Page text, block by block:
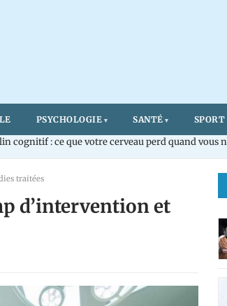
PSYCHOLOGIE SANTÉ SPORT
qui devient interdit le 11 août 2026
traitées
d’intervention et